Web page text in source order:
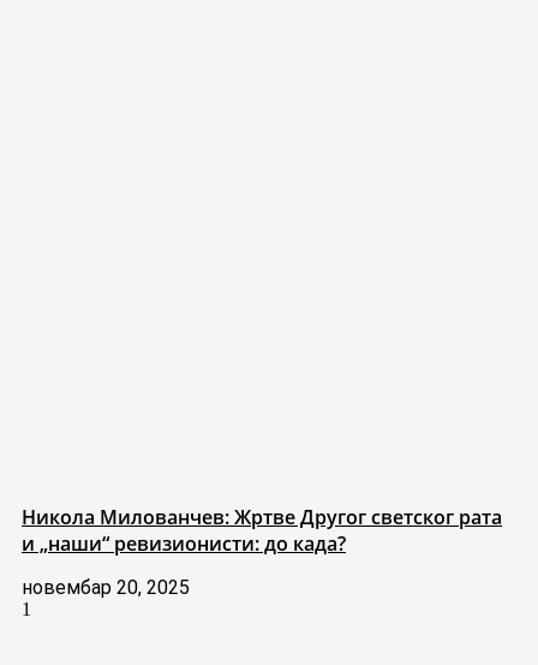
Никола Милованчев: Жртве Другог светског рата
и „наши“ ревизионисти: до када?
новембар 20, 2025